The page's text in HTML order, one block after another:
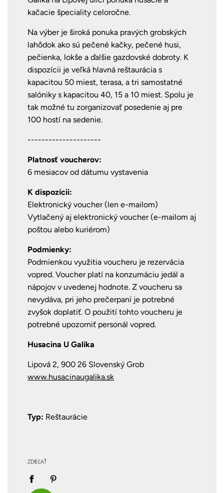
kačacie špeciality celoročne.
Na výber je široká ponuka pravých grobských
lahôdok ako sú pečené kačky, pečené husi,
pečienka, lokše a ďalšie gazdovské dobroty. K
dispozícii je veľká hlavná reštaurácia s
kapacitou 50 miest, terasa, a tri samostatné
salóniky s kapacitou 40, 15 a 10 miest. Spolu je
tak možné tu zorganizovať posedenie aj pre
100 hostí na sedenie.
---------------------
Platnosť voucherov:
6 mesiacov od dátumu vystavenia
K dispozícii:
Elektronický voucher (len e-mailom)
Vytlačený aj elektronický voucher (e-mailom aj
poštou alebo kuriérom)
Podmienky:
Podmienkou využitia voucheru je rezervácia
vopred. Voucher platí na konzumáciu jedál a
nápojov v uvedenej hodnote. Z voucheru sa
nevydáva, pri jeho prečerpaní je potrebné
zvyšok doplatiť. O použití tohto voucheru je
potrebné upozorniť personál vopred.
Husacina U Galika
Lipová 2, 900 26 Slovenský Grob
www.husacinaugalika.sk
Typ: Reštaurácie
ZDIEĽAŤ